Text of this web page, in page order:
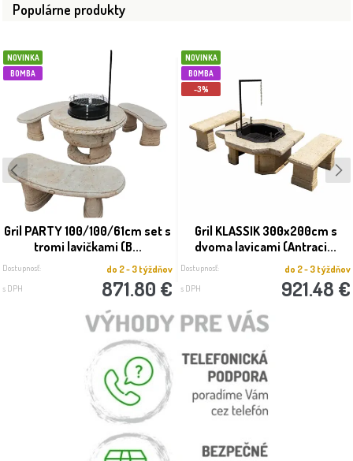
Populárne produkty
NOVINKA
BOMBA
Gril PARTY 100/100/61cm set s
tromi lavičkami (B...
Dostupnosť: do 2 - 3 týždňov
s DPH 871.80 €
NOVINKA
BOMBA
-3%
Gril KLASSIK 300x200cm s
dvoma lavicami (Antraci...
Dostupnosť: do 2 - 3 týždňov
s DPH 921.48 €